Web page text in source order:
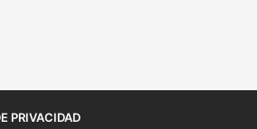
PRIVACIDAD